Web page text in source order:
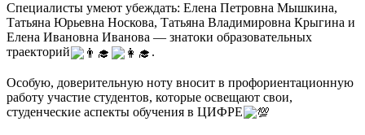
Специалисты умеют убеждать: Елена Петровна Мышкина,
Татьяна Юрьевна Носкова, Татьяна Владимировна Крыгина и
Елена Ивановна Иванова — знатоки образовательных
траекторий
.
Особую, доверительную ноту вносит в профориентационную
работу участие студентов, которые освещают свои,
студенческие аспекты обучения в ЦИФРЕ